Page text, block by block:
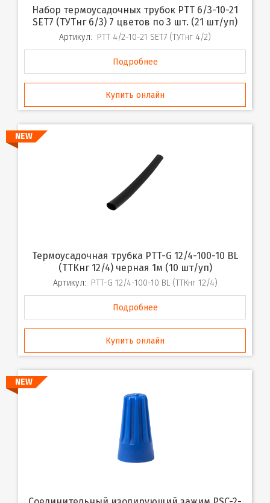
Набор термоусадочных трубок PTT 6/3-10-21
SET7 (ТУТнг 6/3) 7 цветов по 3 шт. (21 шт/уп)
Артикул: PTT 4/2-10-21 SET7 (ТУТнг 4/2)
Подробнее
Купить онлайн
NEW
Термоусадочная трубка PTT-G 12/4-100-10 BL
(ТТКнг 12/4) черная 1м (10 шт/уп)
Артикул: PTT-G 12/4-100-10 BL (ТТКнг 12/4)
Подробнее
Купить онлайн
NEW